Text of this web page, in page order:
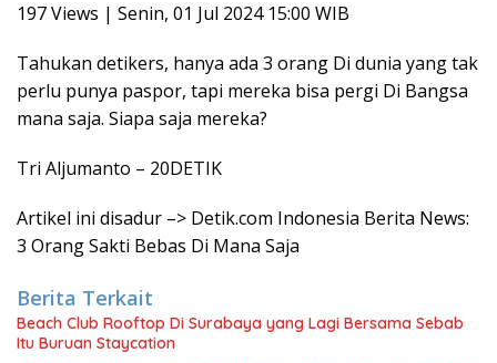
197 Views | Senin, 01 Jul 2024 15:00 WIB
Tahukan detikers, hanya ada 3 orang Di dunia yang tak
perlu punya paspor, tapi mereka bisa pergi Di Bangsa
mana saja. Siapa saja mereka?
Tri Aljumanto – 20DETIK
Artikel ini disadur –> Detik.com Indonesia Berita News:
3 Orang Sakti Bebas Di Mana Saja
Berita Terkait
Beach Club Rooftop Di Surabaya yang Lagi Bersama Sebab
Itu Buruan Staycation